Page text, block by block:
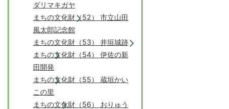
ダリマキガヤ
まちの文化財（52） 市立山田
風太郎記念館
まちの文化財（53） 井垣城跡
まちの文化財（54） 伊佐の新
田開発
まちの文化財（55） 蔵垣かい
この里
まちの文化財（56） おりゅう